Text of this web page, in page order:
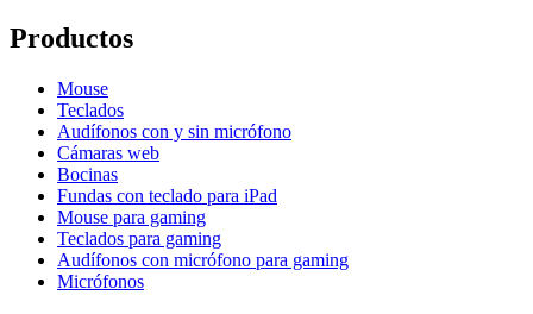
Productos
Mouse
Teclados
Audífonos con y sin micrófono
Cámaras web
Bocinas
Fundas con teclado para iPad
Mouse para gaming
Teclados para gaming
Audífonos con micrófono para gaming
Micrófonos